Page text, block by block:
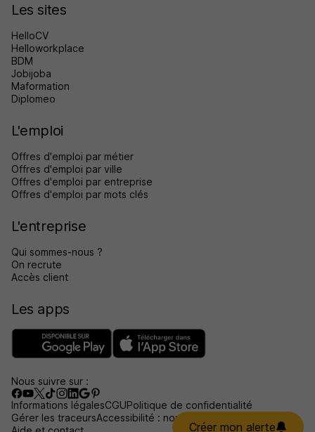
Créer mon alerte
Les sites
HelloCV
Helloworkplace
BDM
Jobijoba
Maformation
Diplomeo
L'emploi
Offres d'emploi par métier
Offres d'emploi par ville
Offres d'emploi par entreprise
Offres d'emploi par mots clés
L'entreprise
Qui sommes-nous ?
On recrute
Accès client
Les apps
Nous suivre sur :
Informations légalesCGUPolitique de confidentialité
Gérer les traceursAccessibilité : non conforme